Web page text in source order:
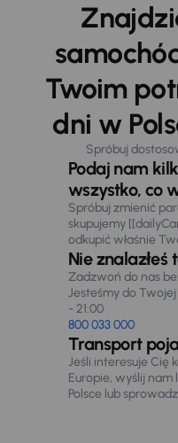
Twoim
dni w
Spróbuj
Podaj nam
wszystko, co
Spróbuj zmienić
skupujemy
odkupić właśnie
Nie znalazłeś
Zadzwoń do nas
Jesteśmy do
- 21:00
800 033 000
Transport
Jeśli interesuje Cię
Europie, wyślij
Polsce lub